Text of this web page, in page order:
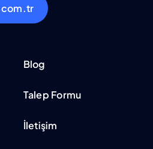
Blog
Talep Formu
İletişim